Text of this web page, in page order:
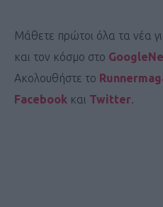
Μάθετε πρώτοι όλα τα νέα
και τον κόσμο στο
Ακολουθήστε το
Facebook και Twitter.